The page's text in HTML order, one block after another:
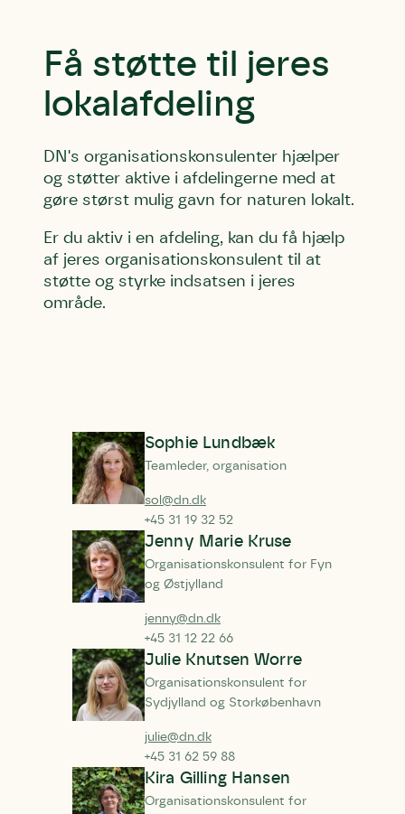
Få støtte til jeres
lokalafdeling
DN's organisationskonsulenter hjælper
og støtter aktive i afdelingerne med at
gøre størst mulig gavn for naturen lokalt.
Er du aktiv i en afdeling, kan du få hjælp
af jeres organisationskonsulent til at
støtte og styrke indsatsen i jeres
område.
Sophie Lundbæk
Teamleder, organisation
sol@dn.dk
+45 31 19 32 52
Jenny Marie Kruse
Organisationskonsulent for Fyn
og Østjylland
jenny@dn.dk
+45 31 12 22 66
Julie Knutsen Worre
Organisationskonsulent for
Sydjylland og Storkøbenhavn
julie@dn.dk
+45 31 62 59 88
Kira Gilling Hansen
Organisationskonsulent for